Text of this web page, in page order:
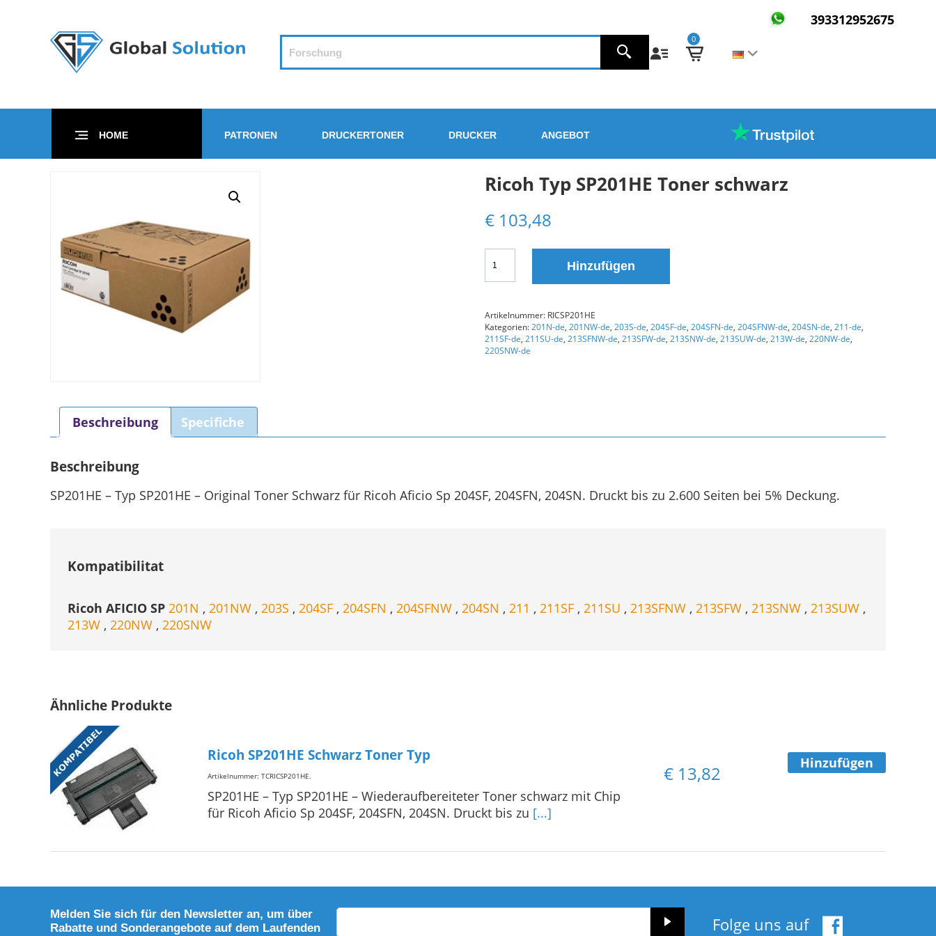
393312952675
0
HOME PATRONEN DRUCKERTONER DRUCKER ANGEBOT
Ricoh Typ SP201HE Toner schwarz
€ 103,48
Typ
schwarz
Menge
Hinzufügen
Artikelnummer: RICSP201HE
Kategorien:201N-de, 201NW-de, 203S-de, 204SF-de, 204SFN-de, 204SFNW-de, 204SN-de, 211-de,
211SF-de, 211SU-de, 213SFNW-de, 213SFW-de, 213SNW-de, 213SUW-de, 213W-de, 220NW-de,
220SNW-de
Beschreibung Specifiche
Beschreibung
SP201HE – Typ SP201HE – Original Toner Schwarz für Ricoh Aficio Sp 204SF, 204SFN, 204SN. Druckt bis zu 2.600 Seiten bei 5% Deckung.
Kompatibilitat
Ricoh AFICIO SP 201N , 201NW , 203S , 204SF , 204SFN , 204SFNW , 204SN , 211 , 211SF , 211SU , 213SFNW , 213SFW , 213SNW , 213SUW ,
213W , 220NW , 220SNW
Ähnliche Produkte
Ricoh SP201HE Schwarz Toner Typ
Artikelnummer: TCRICSP201HE.
SP201HE – Typ SP201HE – Wiederaufbereiteter Toner schwarz mit Chip
für Ricoh Aficio Sp 204SF, 204SFN, 204SN. Druckt bis zu [...]
€ 13,82 Hinzufügen
Melden Sie sich für den Newsletter an, um über
Rabatte und Sonderangebote auf dem Laufenden
Folge uns auf